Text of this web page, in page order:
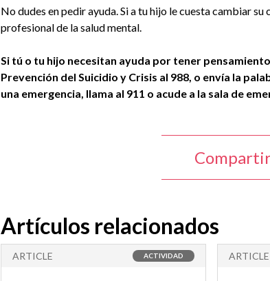
No dudes en pedir ayuda. Si a tu hijo le cuesta cambiar
profesional de la salud mental.
Si tú o tu hijo necesitan ayuda por tener
Prevención del Suicidio y Crisis al 988, o envía la
una emergencia, llama al 911 o acude a la sala de
Artículos relacionados
ARTICLE ACTIVIDAD ARTICLE